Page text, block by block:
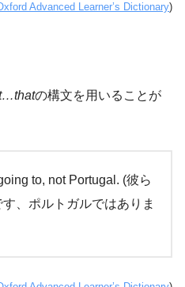
Advanced Learner’s Dictionary)
の構文を用いることが
to, not Portugal. (彼ら
、ポルトガルではありま